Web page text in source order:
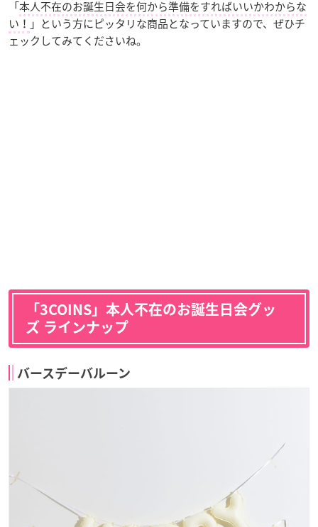
「本人不在のお誕生日会を何から準備をすればいいかわからな
い！ 」という方にピッタリな商品となっていますので、ぜひチ
ェックしてみてくださいね。
「3COINS」本人不在のお誕生日会グッ
ズ ラインナップ
バースデーバルーン